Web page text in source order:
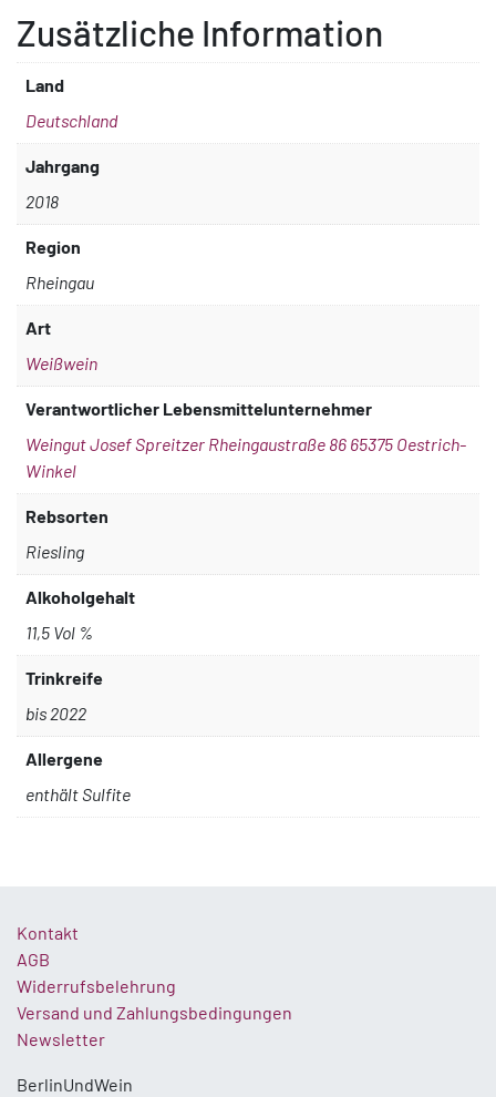
Zusätzliche Information
Land
Deutschland
Jahrgang
2018
Region
Rheingau
Art
Weißwein
Verantwortlicher Lebensmittelunternehmer
Weingut Josef Spreitzer Rheingaustraße 86 65375 Oestrich-
Winkel
Rebsorten
Riesling
Alkoholgehalt
11,5 Vol %
Trinkreife
bis 2022
Allergene
enthält Sulfite
Kontakt
AGB
Widerrufsbelehrung
Versand und Zahlungsbedingungen
Newsletter
BerlinUndWein